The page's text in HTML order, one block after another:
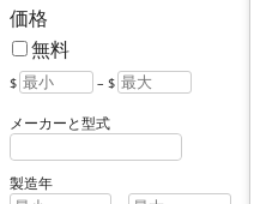
価格
無料
$ – $
メーカーと型式
製造年